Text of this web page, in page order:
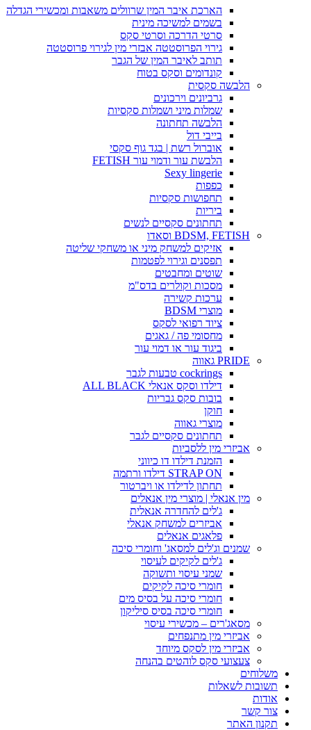
הארכת איבר המין שרוולים משאבות ומכשירי הגדלה
בשמים למשיכה מינית
סרטי הדרכה וסרטי סקס
גירוי הפרוסטטה אבזרי מין לגירוי פרוסטטה
תותב לאיבר המין של הגבר
קונדומים וסקס בטוח
הלבשה סקסית
גרביונים וירכונים
שמלות מיני ושמלות סקסיות
הלבשה תחתונה
בייבי דול
אוברול רשת | בגד גוף סקסי
הלבשת עור ודמוי עור FETISH
Sexy lingerie
כפפות
תחפושות סקסיות
ביריות
תחתונים סקסיים לנשים
BDSM, FETISH וסאדו
אזיקים למשחק מיני או משחקי שליטה
תפסנים וגירוי לפטמות
שוטים ומחבטים
מסכות וקולרים בדס"מ
ערכות קשירה
מוצרי BDSM
ציוד רפואי לסקס
מחסומי פה / גאגים
ביגוד עור או דמוי עור
PRIDE גאווה
cockrings טבעות לגבר
דילדו וסקס אנאלי ALL BLACK
בובות סקס גבריות
חוקן
מוצרי גאווה
תחתונים סקסיים לגבר
אביזרי מין ללסביות
הזמנת דילדו דו כיווני
STRAP ON דילדו ורתמה
תחתון לדילדו או ויברטור
מין אנאלי | מוצרי מין אנאלים
ג'לים להחדרה אנאלית
אביזרים למשחק אנאלי
פלאגים אנאלים
שמנים וג'לים למסאג' וחומרי סיכה
ג'לים לקיקים לעיסוי
שמני עיסוי ותשוקה
חומרי סיכה לקיקים
חומרי סיכה על בסיס מים
חומרי סיכה בסיס סיליקון
מסאג'רים – מכשירי עיסוי
אביזרי מין מתנפחים
אביזרי מין לסקס מיוחד
צעצועי סקס לוהטים בהנחה
משלוחים
תשובות לשאלות
אודות
צור קשר
תקנון האתר